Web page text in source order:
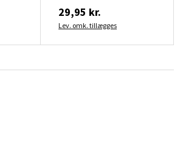
29,95 kr.
Lev. omk. tillægges